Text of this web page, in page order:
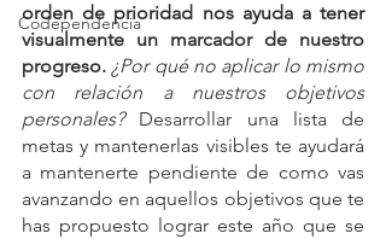
Codependencia
orden de prioridad nos ayuda a tener
visualmente un marcador de nuestro
progreso. ¿Por qué no aplicar lo mismo
con relación a nuestros objetivos
personales? Desarrollar una lista de
metas y mantenerlas visibles te ayudará
a mantenerte pendiente de como vas
avanzando en aquellos objetivos que te
has propuesto lograr este año que se